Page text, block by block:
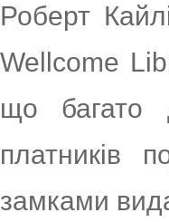
Роберт
Wellcome
що багато
платників
замками